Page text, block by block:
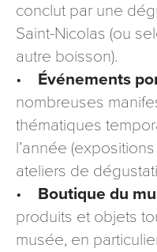
conclut par une
Saint-Nicolas (ou
autre boisson).
• Événements
nombreuses
thématiques
l’année
ateliers de
• Boutique du
produits et objets
musée, en